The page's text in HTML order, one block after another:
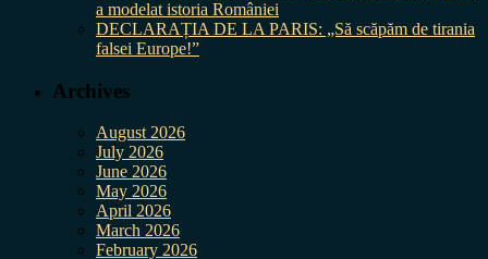
a modelat istoria României
DECLARAȚIA DE LA PARIS: „Să scăpăm de tirania
falsei Europe!”
Archives
August 2026
July 2026
June 2026
May 2026
April 2026
March 2026
February 2026